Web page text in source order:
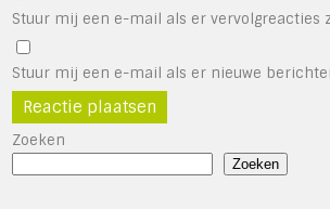
Stuur mij een e-mail als er vervolgreacties
Stuur mij een e-mail als er nieuwe
Zoeken
Zoeken